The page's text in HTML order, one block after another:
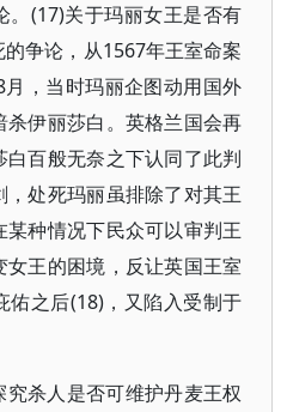
。(17)关于玛丽女王是否有
争论，从1567年王室命案
，当时玛丽企图动用国外
伊丽莎白。英格兰国会再
百般无奈之下认同了此判
处死玛丽虽排除了对其王
种情况下民众可以审判王
王的困境，反让英国王室
佑之后(18)，又陷入受制于
杀人是否可维护丹麦王权